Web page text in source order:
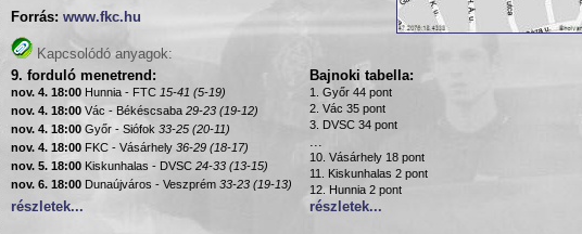
Forrás: www.fkc.hu
Kapcsolódó anyagok:
9. forduló menetrend:
nov. 4. 18:00 Hunnia - FTC 15-41 (5-19)
nov. 4. 18:00 Vác - Békéscsaba 29-23 (19-12)
nov. 4. 18:00 Győr - Siófok 33-25 (20-11)
nov. 4. 18:00 FKC - Vásárhely 36-29 (18-17)
nov. 5. 18:00 Kiskunhalas - DVSC 24-33 (13-15)
nov. 6. 18:00 Dunaújváros - Veszprém 33-23 (19-13)
részletek...
Bajnoki tabella:
1. Győr 44 pont
2. Vác 35 pont
3. DVSC 34 pont
10. Vásárhely 18 pont
11. Kiskunhalas 2 pont
12. Hunnia 2 pont
részletek...